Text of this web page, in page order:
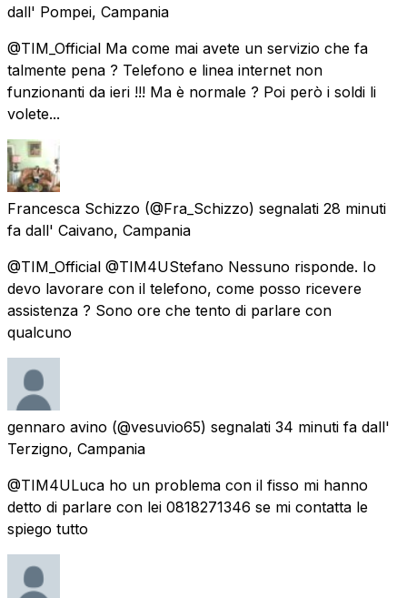
dall' Pompei, Campania
@TIM_Official Ma come mai avete un servizio che fa
talmente pena ? Telefono e linea internet non
funzionanti da ieri !!! Ma è normale ? Poi però i soldi li
volete...
Francesca Schizzo (@Fra_Schizzo) segnalati 28 minuti
fa dall' Caivano, Campania
@TIM_Official @TIM4UStefano Nessuno risponde. Io
devo lavorare con il telefono, come posso ricevere
assistenza ? Sono ore che tento di parlare con
qualcuno
gennaro avino (@vesuvio65) segnalati 34 minuti fa dall'
Terzigno, Campania
@TIM4ULuca ho un problema con il fisso mi hanno
detto di parlare con lei 0818271346 se mi contatta le
spiego tutto